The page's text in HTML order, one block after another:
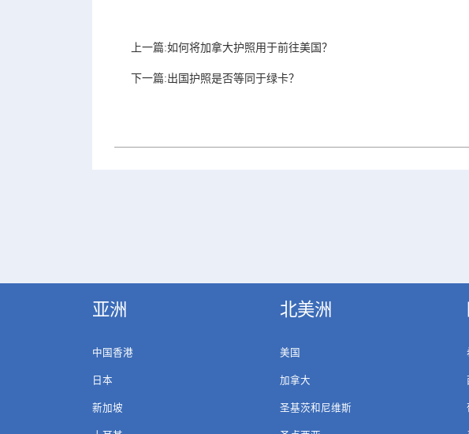
上一篇:如何将加拿大护照用于前往美国？
下一篇:出国护照是否等同于绿卡？
亚洲
中国香港
日本
新加坡
北美洲
美国
加拿大
圣基茨和尼维斯